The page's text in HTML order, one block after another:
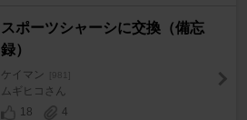
スポーツシャーシに交換（備忘
録）
ケイマン
ムギヒコさん
18
4